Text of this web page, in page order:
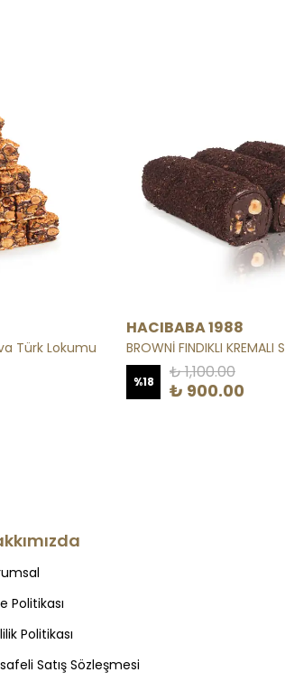
Türk Lokumu
HACIBABA 1988
%18 ₺ 1,100.00
₺ 900.00
Politikası
Politikası
Satış Sözleşmesi